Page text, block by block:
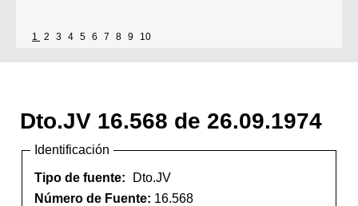
1 2 3 4 5 6 7 8 9 10
Dto.JV 16.568 de 26.09.1974
Identificación
Tipo de fuente:
Dto.JV
Número de Fuente: 16.568